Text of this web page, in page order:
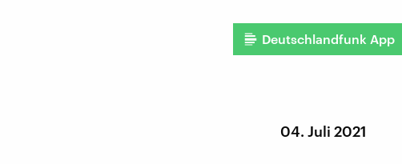
Deutschlandfunk App
04. Juli 2021